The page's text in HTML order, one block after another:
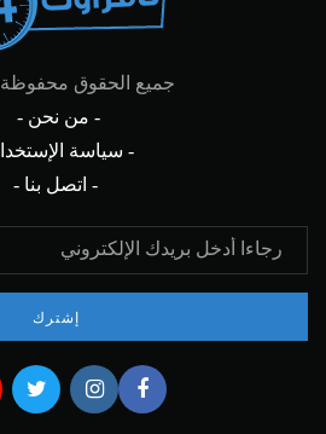
جميع الحقوق محفوظة ©
- من نحن -
- سياسة
- اتصل بنا -
إشترك